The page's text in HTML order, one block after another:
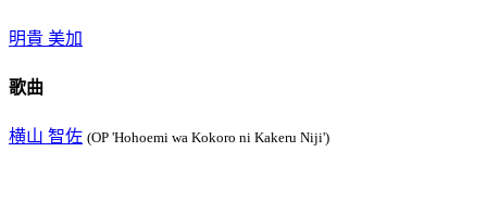
明貴 美加
歌曲
横山 智佐 (OP 'Hohoemi wa Kokoro ni Kakeru Niji')